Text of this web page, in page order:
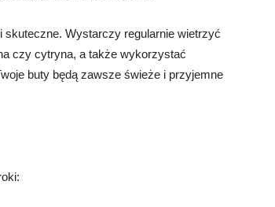
skuteczne. Wystarczy regularnie wietrzyć
czy cytryna, a także wykorzystać
buty będą zawsze świeże i przyjemne